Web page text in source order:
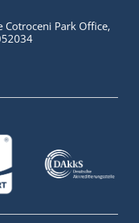
Cotroceni Park Office,